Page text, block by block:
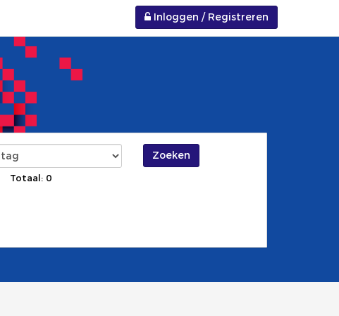
Inloggen / Registreren
Zoeken
Totaal: 0